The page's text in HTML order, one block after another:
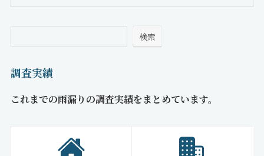
検索
調査実績
これまでの雨漏りの調査実績をまとめています。